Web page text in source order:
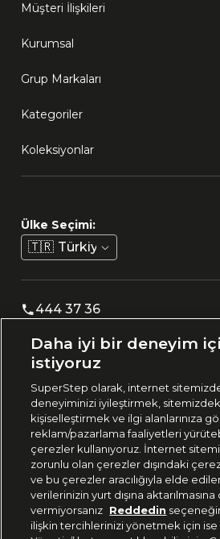
Müşteri İlişkileri
Kurumsal
Grup Markaları
Kategoriler
Koleksiyonlar
Ülke Seçimi:
🇹🇷 Türkiye
444 37 36
Uygulamadan Takip Edin
Bizi Takip Edin
Daha iyi bir deneyim
istiyoruz
SuperStep olarak, internet
deneyiminizi iyileştirmek,
kişiselleştirmek ve ilgi alanlarınıza
reklam/pazarlama faaliyetleri
çerezler kullanıyoruz. İnternet
zorunlu olan çerezler dışındaki
ve bu çerezler aracılığıyla elde
verilerinizin yurt dışına aktarılmasına
vermiyorsanız Reddedin
ilişkin tercihlerinizi yönetmek için ise